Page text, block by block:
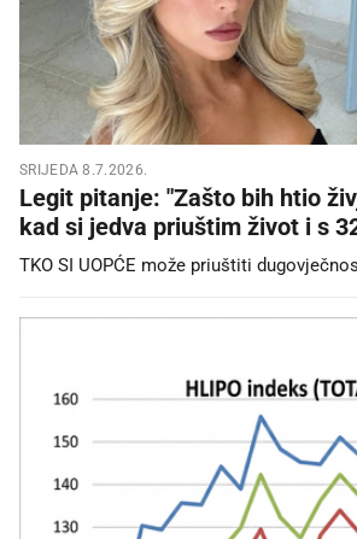
SRIJEDA 8.7.2026.
Legit pitanje: "Zašto bih htio
kad si jedva priuštim život i s
TKO SI UOPĆE može priuštiti